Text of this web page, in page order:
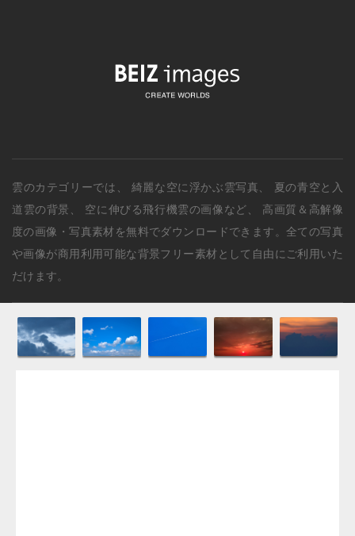
雲のカテゴリーでは、 綺麗な空に浮かぶ雲写真、 夏の青空と入
道雲の背景 、 空に伸びる飛行機雲の画像など、 高画質＆高解像
度の画像・写真素材を無料でダウンロードできます。全ての写真
や画像が商用利用可能な背景フリー素材として自由にご利用いた
だけます。